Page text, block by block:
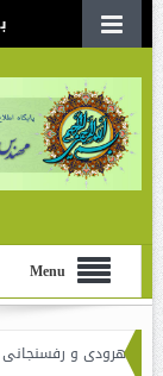
Menu
و رفسنجانی